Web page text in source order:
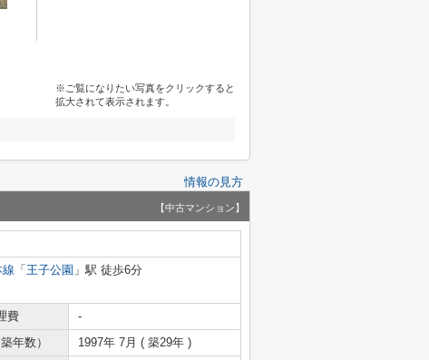
※ご覧になりたい写真をクリックすると
拡大されて表示されます。
情報の見方
【中古マンション】
線 「 王子公園 」駅 徒歩6分
費
-
年数） 1997年 7月 ( 築29年 )